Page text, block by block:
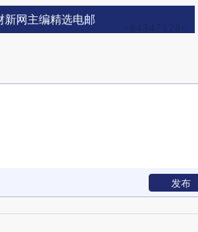
新网主编精选电邮
发布